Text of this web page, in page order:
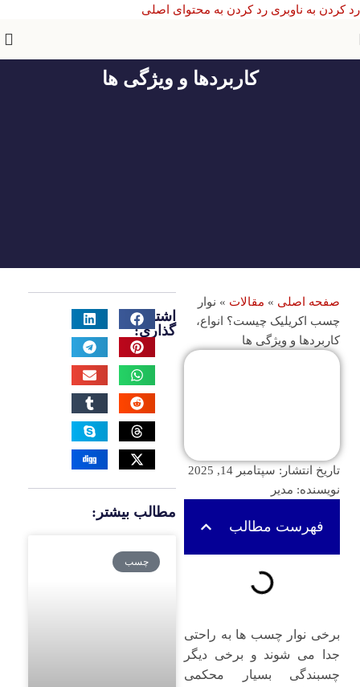
رد کردن به ناوبری رد کردن به محتوای اصلی
کاربردها و ویژگی ها
صفحه اصلی » مقالات » نوار
چسب اکریلیک چیست؟ انواع،
کاربردها و ویژگی ها
تاریخ انتشار: سپتامبر 14, 2025
نویسنده: مدیر
فهرست مطالب
برخی نوار چسب‌ ها به‌ راحتی
جدا می ‌شوند و برخی دیگر
چسبندگی بسیار محکمی
اشتراک
گذاری:
مطالب بیشتر:
چسب